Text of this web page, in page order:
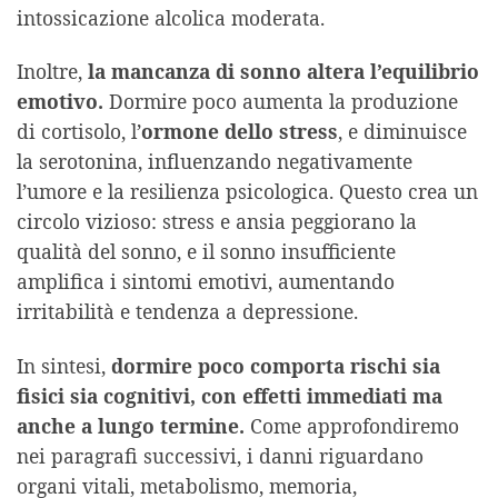
intossicazione alcolica moderata.
Inoltre, la mancanza di sonno altera l’equilibrio
emotivo. Dormire poco aumenta la produzione
di cortisolo, l’ormone dello stress, e diminuisce
la serotonina, influenzando negativamente
l’umore e la resilienza psicologica. Questo crea un
circolo vizioso: stress e ansia peggiorano la
qualità del sonno, e il sonno insufficiente
amplifica i sintomi emotivi, aumentando
irritabilità e tendenza a depressione.
In sintesi, dormire poco comporta rischi sia
fisici sia cognitivi, con effetti immediati ma
anche a lungo termine. Come approfondiremo
nei paragrafi successivi, i danni riguardano
organi vitali, metabolismo, memoria,